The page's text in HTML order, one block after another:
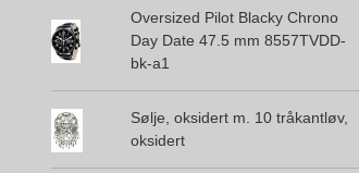
Oversized Pilot Blacky Chrono
Day Date 47.5 mm 8557TVDD-
bk-a1
Sølje, oksidert m. 10 tråkantløv,
oksidert